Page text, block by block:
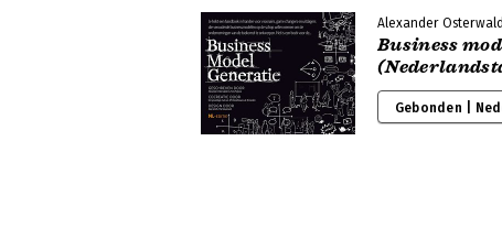
Alexander
Business
Gebonden |